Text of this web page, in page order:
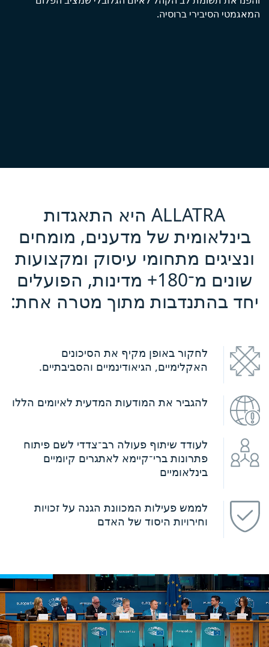
האירוע הראשון בסדרת "הגרעין המאחד"
המאגמטי הסיבירי ברוסיה.
מחקרים שבוצעו בידי צוות בינלאומי עצמאי של מדענים,
ALLATRA היא התאגדות
בינלאומית של מדענים, מומחים
ונציגים מתחומי עיסוק ומקצועות
שונים מ־180+ מדינות, הפועלים
יחד בהתנדבות מתוך מטרה אחת:
לחקור באופן מקיף את הסיכונים
האקלימיים, הגיאודינמיים והסביבתיים.
להגביר את המודעות המדעית לאיומים הללו
לעודד שיתוף פעולה רב־צדדי לשם פיתוח
פתרונות ברי־קיימא לאתגרים קיומיים
בינלאומיים
לממש פעילות המכוונת הגנה על זכויות
וחירויות היסוד של האדם